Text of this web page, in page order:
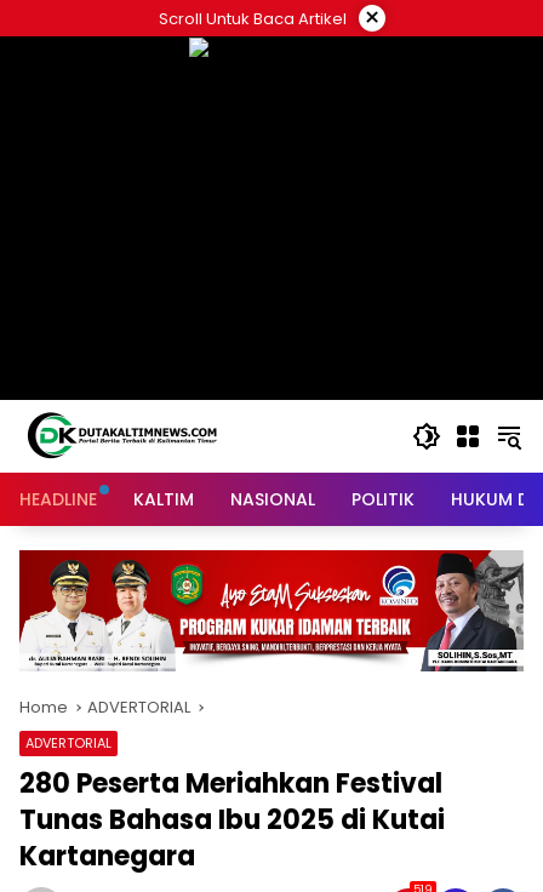
to
Scroll Untuk Baca Artikel ×
HEADLINE KALTIM NASIONAL POLITIK HUKUM
Home ADVERTORIAL
ADVERTORIAL
280 Peserta Meriahkan Festival
Tunas Bahasa Ibu 2025 di Kutai
Kartanegara